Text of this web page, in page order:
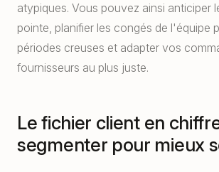
atypiques. Vous pouvez ainsi anticiper
pointe, planifier les congés de l'équipe
périodes creuses et adapter vos
fournisseurs au plus juste.
Le fichier client en
segmenter pour mieux